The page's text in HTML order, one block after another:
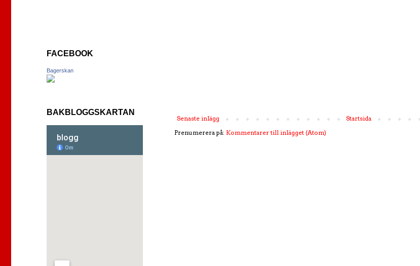
Senaste inlägg
Startsida
Prenumerera på: Kommentarer till inlägget (Atom)
FACEBOOK
Bagerskan
BAKBLOGGSKARTAN